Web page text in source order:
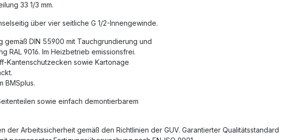
33 1/3 mm.
über vier seitliche G 1/2-Innengewinde.
DIN 55900 mit Tauchgrundierung und
RAL 9016. Im Heizbetrieb emissionsfrei.
Kantenschutzecken sowie Kartonage
BMSplus.
sowie einfach demontierbarem
Arbeitssicherheit gemäß den Richtlinien der GUV. Garantierter Qualitätsstandard